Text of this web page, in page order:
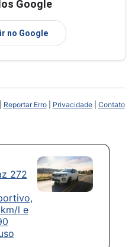
Google
no Google
Reportar Erro| Privacidade| Contato
272
l e